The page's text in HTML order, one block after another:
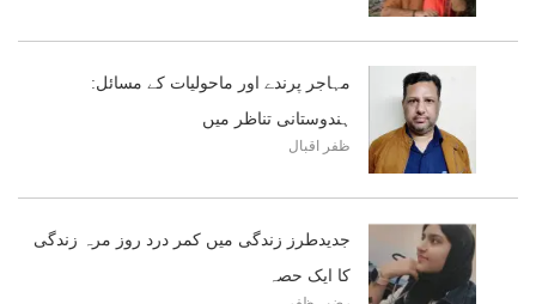
مہاجر پرندے اور ماحولیات کے مسائل:
ہندوستانی تناظر میں
ظفر اقبال
جدیدطرز زندگی میں کمر درد روز مرہ زندگی
کا ایک حصہ